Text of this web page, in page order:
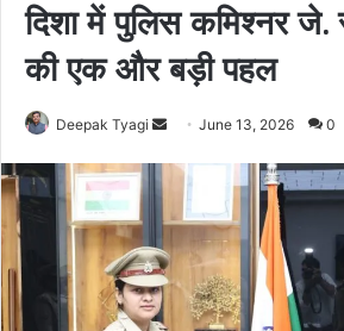
दिशा में पुलिस कमिश्नर जे.
की एक और बड़ी पहल
Deepak Tyagi
Send
email
June 13, 2026 0